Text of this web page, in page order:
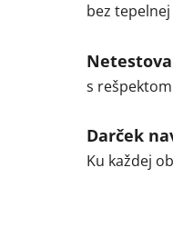
bez
s
Darček
Ku každej